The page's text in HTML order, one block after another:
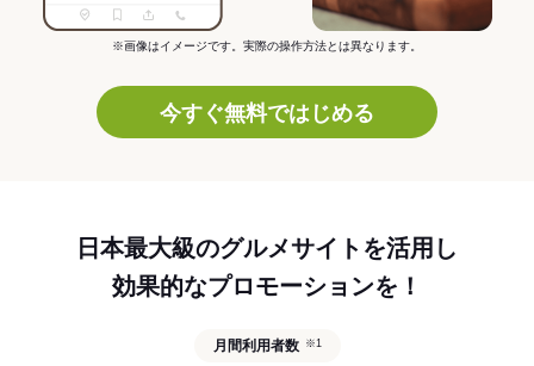
※画像はイメージです。実際の操作方法とは異なります。
今すぐ無料ではじめる
日本最大級のグルメサイトを活用し
効果的なプロモーションを！
月間利用者数 ※1